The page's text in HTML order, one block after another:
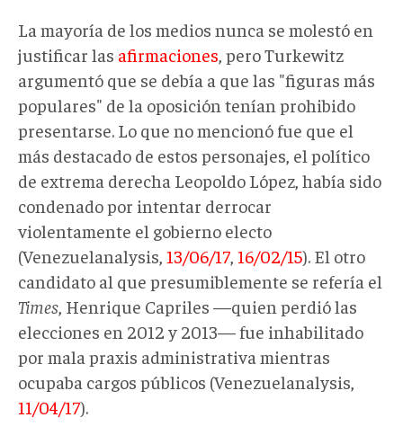
La mayoría de los medios nunca se molestó en
justificar las afirmaciones , pero Turkewitz
argumentó que se debía a que las "figuras más
populares" de la oposición tenían prohibido
presentarse. Lo que no mencionó fue que el
más destacado de estos personajes, el político
de extrema derecha Leopoldo López, había sido
condenado por intentar derrocar
violentamente el gobierno electo
(Venezuelanalysis, 13/06/17 16/02/15). El otro
candidato al que presumiblemente se refería el
Times , Henrique Capriles —quien perdió las
elecciones en 2012 y 2013— fue inhabilitado
por mala praxis administrativa mientras
ocupaba cargos públicos (Venezuelanalysis,
11/04/17).